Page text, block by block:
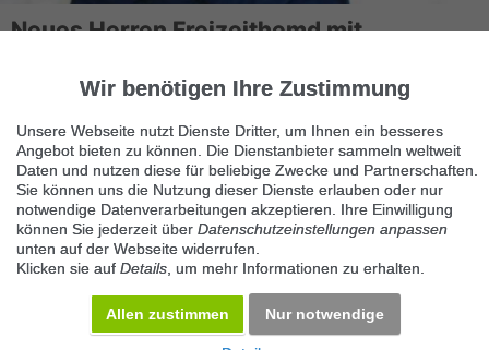
Neues Herren Freizeithemd mit
70599 Stuttgart
auf Brust und Rücken, Farbe blau, Langarm, neu und ungetragen
100...
Wir benötigen Ihre Zustimmung
Unsere Webseite nutzt Dienste Dritter, um Ihnen ein besseres
Angebot bieten zu können. Die Dienstanbieter sammeln weltweit
Daten und nutzen diese für beliebige Zwecke und Partnerschaften.
Sie können uns die Nutzung dieser Dienste erlauben oder nur
notwendige Datenverarbeitungen akzeptieren. Ihre Einwilligung
können Sie jederzeit über Datenschutzeinstellungen anpassen
unten auf der Webseite widerrufen.
Klicken sie auf Details , um mehr Informationen zu erhalten.
Allen zustimmen Nur notwendige